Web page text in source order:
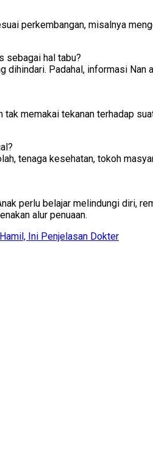
perkembangan, misalnya
sebagai hal tabu?
Padahal, informasi
memakai tekanan terhadap
tenaga kesehatan, tokoh
perlu belajar melindungi diri,
alur penuaan.
Ini Penjelasan Dokter